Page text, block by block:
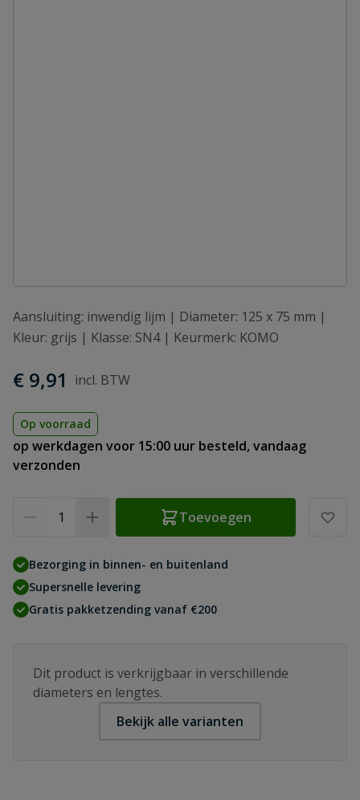
Aansluiting: inwendig lijm | Diameter: 125 x 75 mm |
Kleur: grijs | Klasse: SN4 | Keurmerk: KOMO
€ 9,91
Op voorraad
op werkdagen voor 15:00 uur besteld, vandaag
verzonden
Toevoegen
Bezorging in binnen- en buitenland
Supersnelle levering
Gratis pakketzending vanaf €200
Dit product is verkrijgbaar in verschillende
diameters en lengtes.
Bekijk alle varianten